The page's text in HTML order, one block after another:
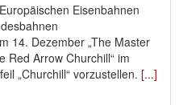
Eisenbahnen
14. Dezember „The Master
Red Arrow Churchill“ im
„Churchill“ vorzustellen. [...]